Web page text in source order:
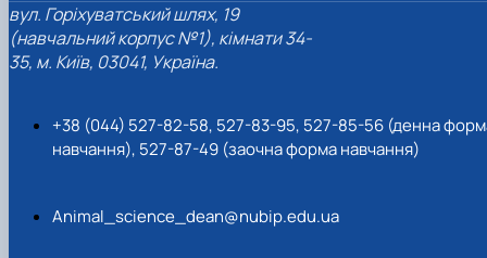
вул. Горіхуватський шлях, 19
(навчальний корпус №1), кімнати 34-
35, м. Київ, 03041, Україна.
+38 (044) 527-82-58, 527-83-95, 527-85-56 (денна
навчання), 527-87-49 (заочна форма навчання)
Animal_science_dean@nubip.edu.ua